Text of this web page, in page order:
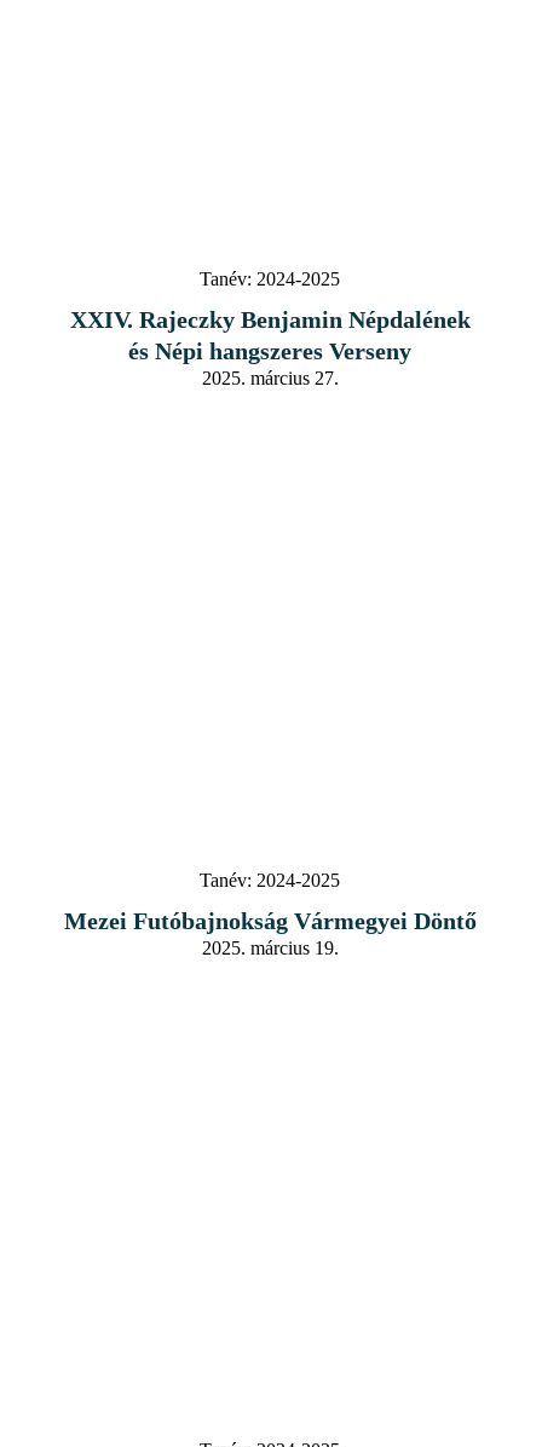
Tanév: 2024-2025
XXIV. Rajeczky Benjamin Népdalének
és Népi hangszeres Verseny
2025. március 27.
Tanév: 2024-2025
Mezei Futóbajnokság Vármegyei Döntő
2025. március 19.